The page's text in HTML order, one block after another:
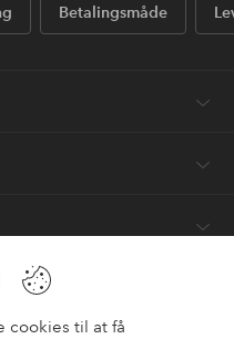
cookies til at få
Betalingsmåde